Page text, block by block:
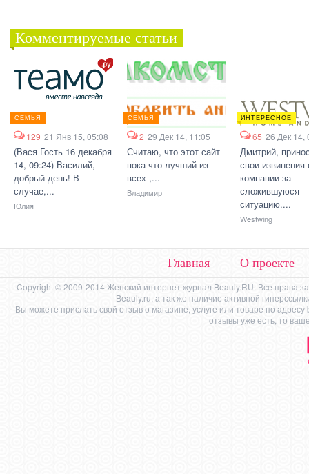
Комментируемые статьи
СЕМЬЯ
129 21 Янв 15, 05:08
(Вася Гость 16 декабря
14, 09:24) Василий,
добрый день! В
случае,...
Юлия
СЕМЬЯ
2 29 Дек 14, 11:05
Считаю, что этот сайт
пока что лучший из
всех ,...
Владимир
ИНТЕРЕСНОЕ
65 26 Дек 14,
Дмитрий,
свои извинения
компании за
сложившуюся
ситуацию....
Westwing
Главная О проекте
Copyright © 2009-2014 Женский интернет журнал Beauly.RU. Все права
Beauly.ru, а так же наличие активной
Вы можете прислать свой отзыв о магазине, услуге или товаре по адресу
отзывы уже есть, то